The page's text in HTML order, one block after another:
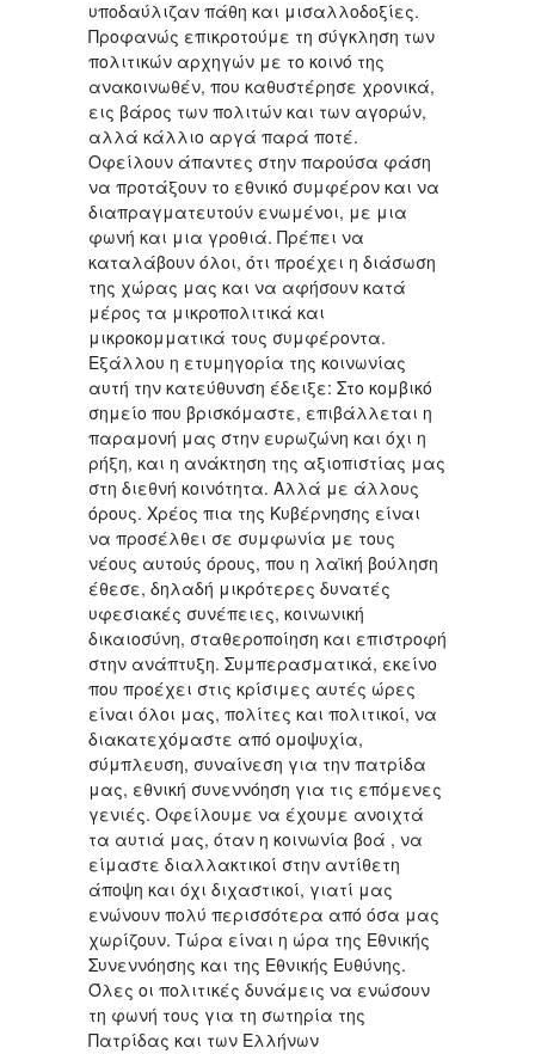
υποδαύλιζαν πάθη και μισαλλοδοξίες.
Προφανώς επικροτούμε τη σύγκληση των
πολιτικών αρχηγών με το κοινό της
ανακοινωθέν, που καθυστέρησε χρονικά,
εις βάρος των πολιτών και των αγορών,
αλλά κάλλιο αργά παρά ποτέ.
Οφείλουν άπαντες στην παρούσα φάση
να προτάξουν το εθνικό συμφέρον και να
διαπραγματευτούν ενωμένοι, με μια
φωνή και μια γροθιά. Πρέπει να
καταλάβουν όλοι, ότι προέχει η διάσωση
της χώρας μας και να αφήσουν κατά
μέρος τα μικροπολιτικά και
μικροκομματικά τους συμφέροντα.
Εξάλλου η ετυμηγορία της κοινωνίας
αυτή την κατεύθυνση έδειξε: Στο κομβικό
σημείο που βρισκόμαστε, επιβάλλεται η
παραμονή μας στην ευρωζώνη και όχι η
ρήξη, και η ανάκτηση της αξιοπιστίας μας
στη διεθνή κοινότητα. Αλλά με άλλους
όρους. Χρέος πια της Κυβέρνησης είναι
να προσέλθει σε συμφωνία με τους
νέους αυτούς όρους, που η λαϊκή βούληση
έθεσε, δηλαδή μικρότερες δυνατές
υφεσιακές συνέπειες, κοινωνική
δικαιοσύνη, σταθεροποίηση και επιστροφή
στην ανάπτυξη. Συμπερασματικά, εκείνο
που προέχει στις κρίσιμες αυτές ώρες
είναι όλοι μας, πολίτες και πολιτικοί, να
διακατεχόμαστε από ομοψυχία,
σύμπλευση, συναίνεση για την πατρίδα
μας, εθνική συνεννόηση για τις επόμενες
γενιές. Οφείλουμε να έχουμε ανοιχτά
τα αυτιά μας, όταν η κοινωνία βοά , να
είμαστε διαλλακτικοί στην αντίθετη
άποψη και όχι διχαστικοί, γιατί μας
ενώνουν πολύ περισσότερα από όσα μας
χωρίζουν. Τώρα είναι η ώρα της Εθνικής
Συνεννόησης και της Εθνικής Ευθύνης.
Όλες οι πολιτικές δυνάμεις να ενώσουν
τη φωνή τους για τη σωτηρία της
Πατρίδας και των Ελλήνων